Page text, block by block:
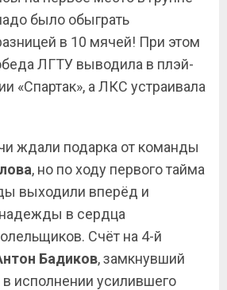
было обыграть
в 10 мячей! При этом
ЛГТУ выводила в плэй-
«Спартак», а ЛКС устраивала
ждали подарка от команды
, но по ходу первого тайма
выходили вперёд и
в сердца
Счёт на 4-й
Бадиков, замкнувший
в исполнении усилившего